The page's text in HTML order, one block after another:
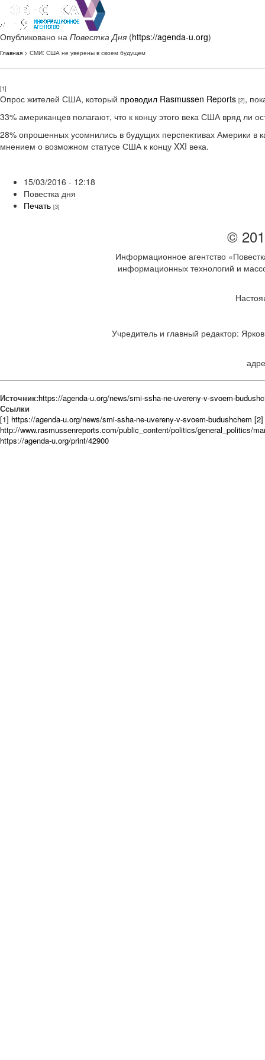
Опубликовано на Повестка Дня (https://agenda-u.org)
Главная > СМИ: США не уверены в своем будущем
[1]
Опрос жителей США, который проводил Rasmussen Reports [2],
33% американцев полагают, что к концу этого века США вряд ли
28% опрошенных усомнились в будущих перспективах Америки в
мнением о возможном статусе США к концу XXI века.
15/03/2016 - 12:18
Повестка дня
Печать [3]
©
Информационное агентство
информационных технологий и
Учредитель и главный редактор:
Источник:https://agenda-u.org/news/smi-ssha-ne-uvereny-v-svoem-
Ссылки
[1] https://agenda-u.org/news/smi-ssha-ne-uvereny-v-svoem-budushchem [2]
http://www.rasmussenreports.com/public_content/politics/general_politics/
https://agenda-u.org/print/42900